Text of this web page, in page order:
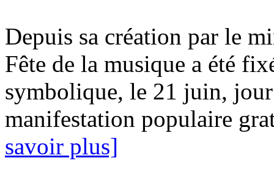
Depuis sa création par le
Fête de la musique a été
symbolique, le 21 juin,
manifestation populaire
savoir plus]